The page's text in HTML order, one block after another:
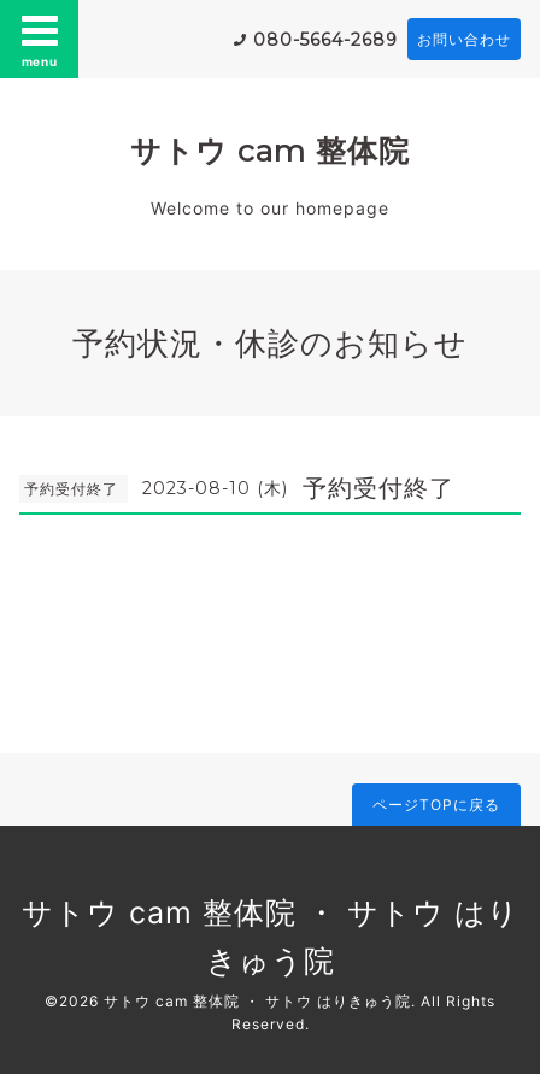
menu
080-5664-2689 お問い合わせ
サトウ cam 整体院
Welcome to our homepage
予約状況・休診のお知らせ
予約受付終了 2023-08-10 (木) 予約受付終了
ページTOPに戻る
サトウ cam 整体院 ・ サトウ はり
きゅう院
©2026 サトウ cam 整体院 ・ サトウ はりきゅう院. All Rights
Reserved.